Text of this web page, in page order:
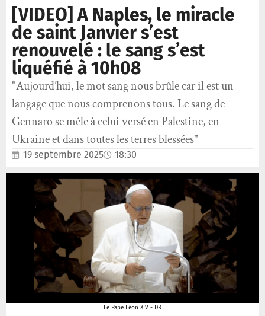
[VIDEO] A Naples, le miracle
de saint Janvier s’est
renouvelé : le sang s’est
liquéfié à 10h08
"Aujourd’hui, le mot sang nous brûle car il est un
langage que nous comprenons tous. Le sang de
Gennaro se mêle à celui versé en Palestine, en
Ukraine et dans toutes les terres blessées"
19 septembre 2025 18:30
Le Pape Léon XIV - DR